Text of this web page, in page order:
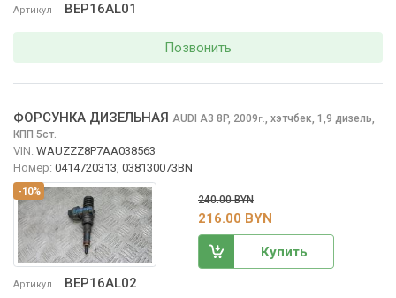
Артикул BEP16AL01
Позвонить
-10%
Артикул BEP16AL02
ФОРСУНКА ДИЗЕЛЬНАЯ AUDI A3 8P, 2009г., хэтчбек, 1,9 дизель,
КПП 5ст.
VIN: WAUZZZ8P7AA038563
Номер: 0414720313, 038130073BN
240.00 BYN
216.00 BYN
Купить